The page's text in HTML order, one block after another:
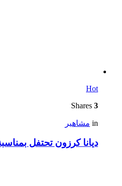
Hot
3
in مشاهير
ديانا كرزون تحتفل